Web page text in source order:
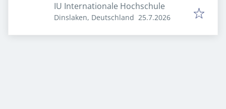
City Center Niederrhein Travel
IU Internationale Hochschule
Dinslaken, Deutschland Veröffentlicht
25.7.2026